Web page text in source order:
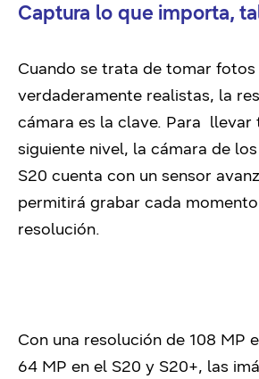
Captura lo que importa,
Cuando se trata de tomar fotos
verdaderamente realistas, la
cámara es la clave. Para llevar
siguiente nivel, la cámara de
S20 cuenta con un sensor
permitirá grabar cada
resolución.
Con una resolución de 108 MP
64 MP en el S20 y S20+, las